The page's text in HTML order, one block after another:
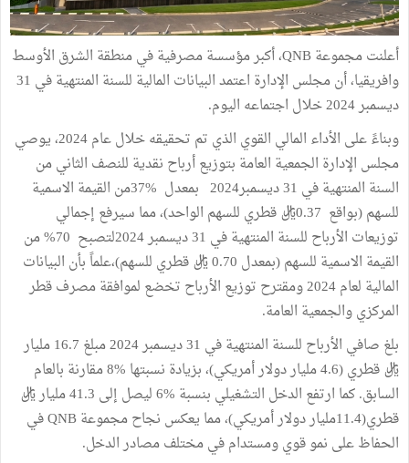
أعلنت مجموعة QNB، أكبر مؤسسة مصرفية في منطقة الشرق الأوسط
وافريقيا، أن مجلس الإدارة اعتمد البيانات المالية للسنة المنتهية في 31
ديسمبر 2024 خلال اجتماعه اليوم.
وبناءً على الأداء المالي القوي الذي تم تحقيقه خلال عام 2024، يوصي
مجلس الإدارة الجمعية العامة بتوزيع أرباح نقدية للنصف الثاني من
السنة المنتهية في 31 ديسمبر2024 بمعدل %37من القيمة الاسمية
للسهم (بواقع 0.37ريال قطري للسهم الواحد)، مما سيرفع إجمالي
توزيعات الأرباح للسنة المنتهية في 31 ديسمبر 2024لتصبح 70% من
القيمة الاسمية للسهم (بمعدل 0.70 ريال قطري للسهم)،علماً بأن البيانات
المالية لعام 2024 ومقترح توزيع الأرباح تخضع لموافقة مصرف قطر
المركزي والجمعية العامة.
بلغ صافي الأرباح للسنة المنتهية في 31 ديسمبر 2024 مبلغ 16.7 مليار
ريال قطري (4.6 مليار دولار أمريكي)، بزيادة نسبتها %8 مقارنة بالعام
السابق. كما ارتفع الدخل التشغيلي بنسبة %6 ليصل إلى 41.3 مليار ريال
قطري(11.4مليار دولار أمريكي)، مما يعكس نجاح مجموعة QNB في
الحفاظ على نمو قوي ومستدام في مختلف مصادر الدخل.